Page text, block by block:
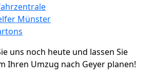
Münster
uns noch heute und lassen Sie
Ihren Umzug nach Geyer planen!